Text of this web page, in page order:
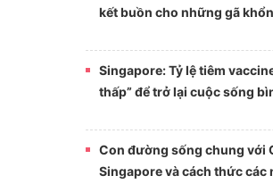
kết buồn cho những gã
Singapore: Tỷ lệ tiêm
thấp” để trở lại cuộc sống
Con đường sống chung với
Singapore và cách thức các